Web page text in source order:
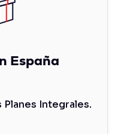
España
Integrales.